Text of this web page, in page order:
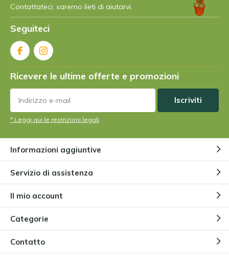
Contattateci: saremo lieti di aiutarvi.
Seguiteci
Ricevere le ultime offerte e promozioni
Iscriviti
* Leggi qui le restrizioni legali
Informazioni aggiuntive
Servizio di assistenza
Il mio account
Categorie
Contatto